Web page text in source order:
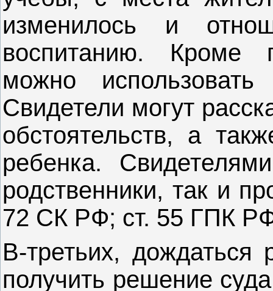
изменилось и
воспитанию. Кроме
можно использовать
Свидетели могут
обстоятельств, а
ребенка.
родственники, так и
72 СК РФ; ст. 55 ГПК
В-третьих,
получить решение